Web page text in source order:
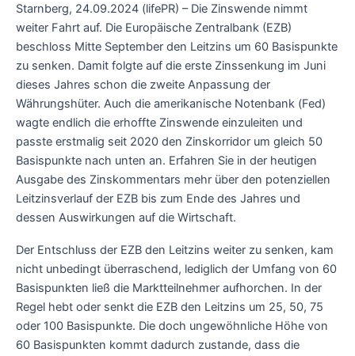
Starnberg, 24.09.2024 (lifePR) – Die Zinswende nimmt
weiter Fahrt auf. Die Europäische Zentralbank (EZB)
beschloss Mitte September den Leitzins um 60 Basispunkte
zu senken. Damit folgte auf die erste Zinssenkung im Juni
dieses Jahres schon die zweite Anpassung der
Währungshüter. Auch die amerikanische Notenbank (Fed)
wagte endlich die erhoffte Zinswende einzuleiten und
passte erstmalig seit 2020 den Zinskorridor um gleich 50
Basispunkte nach unten an. Erfahren Sie in der heutigen
Ausgabe des Zinskommentars mehr über den potenziellen
Leitzinsverlauf der EZB bis zum Ende des Jahres und
dessen Auswirkungen auf die Wirtschaft.
Der Entschluss der EZB den Leitzins weiter zu senken, kam
nicht unbedingt überraschend, lediglich der Umfang von 60
Basispunkten ließ die Marktteilnehmer aufhorchen. In der
Regel hebt oder senkt die EZB den Leitzins um 25, 50, 75
oder 100 Basispunkte. Die doch ungewöhnliche Höhe von
60 Basispunkten kommt dadurch zustande, dass die